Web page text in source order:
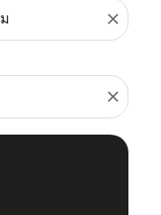
close
close